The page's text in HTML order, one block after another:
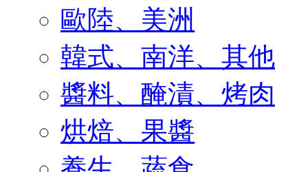
歐陸、美洲
韓式、南洋、其他
醬料、醃漬、烤肉
烘焙、果醬